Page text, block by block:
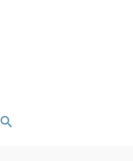
Rechercher